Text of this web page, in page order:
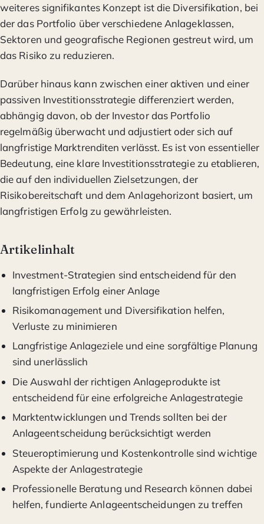
weiteres signifikantes Konzept ist die Diversifikation, bei
der das Portfolio über verschiedene Anlageklassen,
Sektoren und geografische Regionen gestreut wird, um
das Risiko zu reduzieren.
Darüber hinaus kann zwischen einer aktiven und einer
passiven Investitionsstrategie differenziert werden,
abhängig davon, ob der Investor das Portfolio
regelmäßig überwacht und adjustiert oder sich auf
langfristige Marktrenditen verlässt. Es ist von essentieller
Bedeutung, eine klare Investitionsstrategie zu etablieren,
die auf den individuellen Zielsetzungen, der
Risikobereitschaft und dem Anlagehorizont basiert, um
langfristigen Erfolg zu gewährleisten.
Artikelinhalt
Investment-Strategien sind entscheidend für den
langfristigen Erfolg einer Anlage
Risikomanagement und Diversifikation helfen,
Verluste zu minimieren
Langfristige Anlageziele und eine sorgfältige Planung
sind unerlässlich
Die Auswahl der richtigen Anlageprodukte ist
entscheidend für eine erfolgreiche Anlagestrategie
Marktentwicklungen und Trends sollten bei der
Anlageentscheidung berücksichtigt werden
Steueroptimierung und Kostenkontrolle sind wichtige
Aspekte der Anlagestrategie
Professionelle Beratung und Research können dabei
helfen, fundierte Anlageentscheidungen zu treffen